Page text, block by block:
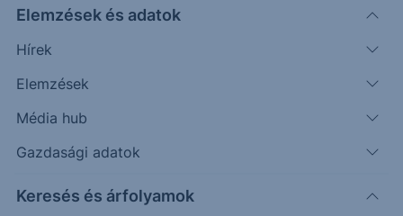
Elemzések és adatok
Hírek
Elemzések
Média hub
Gazdasági adatok
Keresés és árfolyamok
ACX(XETRA)
bet-at-home.com Ord Shs
3.18 EUR
Időpont: 26.08.07. 17:34
Előző záró:
3.23
Árfolyamértesítő rögzítése